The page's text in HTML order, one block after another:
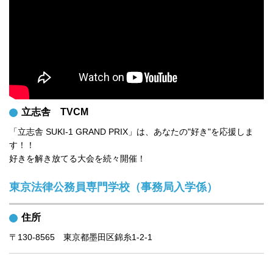
立志舎　TVCM
「立志舎 SUKI-1 GRAND PRIX」は、あなたの"好き"を応援しま
す！！
好きを解き放てる大会を続々開催！
東京法律公務員専門学校（事務局入学係）
住所
〒130-8565　東京都墨田区錦糸1-2-1